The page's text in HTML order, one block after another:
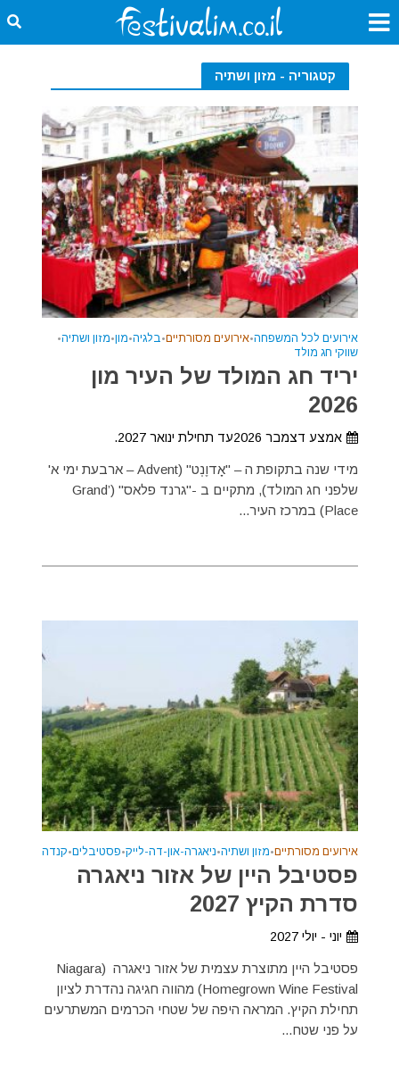
קטגוריה - מזון ושתיה
אירועים לכל המשפחה•אירועים מסורתיים• בלגיה•מון•מזון ושתיה•
שווקי חג מולד
יריד חג המולד של העיר מון
2026
אמצע דצמבר 2026עד תחילת ינואר 2027.
מידי שנה בתקופת ה – "אָדוֶנְט" (Advent – ארבעת ימי א'
שלפני חג המולד), מתקיים ב -"גרנד פלאס" (Grand’
Place) במרכז העיר...
אירועים מסורתיים•מזון ושתיה•ניאגרה-און-דה-לייק•פסטיבלים•קנדה
פסטיבל היין של אזור ניאגרה
סדרת הקיץ 2027
יוני - יולי 2027
פסטיבל היין מתוצרת עצמית של אזור ניאגרה (Niagara
Homegrown Wine Festival) מהווה חגיגה נהדרת לציון
תחילת הקיץ. המראה היפה של שטחי הכרמים המשתרעים
על פני שטח...